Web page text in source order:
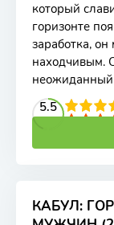
который
горизонте
заработка,
находчивым.
неожиданный
5.5
4 5 6 7 8 9
КАБУЛ: